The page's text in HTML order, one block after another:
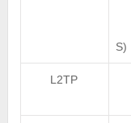
S)
L2TP